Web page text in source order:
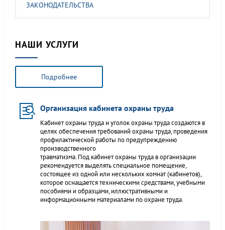
ЗАКОНОДАТЕЛЬСТВА
НАШИ УСЛУГИ
Подробнее
Организация кабинета охраны труда
Кабинет охраны труда и уголок охраны труда создаются в
целях обеспечения требований охраны труда, проведения
профилактической работы по предупреждению
производственного
травматизма. Под кабинет охраны труда в организации
рекомендуется выделять специальное помещение,
состоящее из одной или нескольких комнат (кабинетов),
которое оснащается техническими средствами, учебными
пособиями и образцами, иллюстративными и
информационными материалами по охране труда.